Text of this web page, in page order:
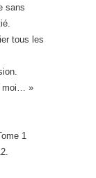
sans
tous les
moi… »
1